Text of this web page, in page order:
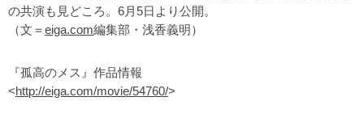
の共演も見どころ。6月5日より公開。
（文＝eiga.com編集部・浅香義明）
『孤高のメス』作品情報
<http://eiga.com/movie/54760/>